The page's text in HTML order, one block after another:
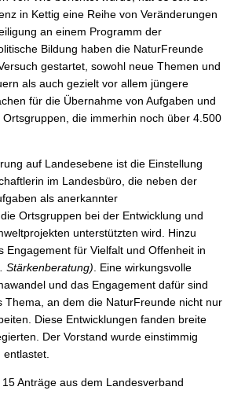
in Kettig eine Reihe von Veränderungen
an einem Programm der
Bildung haben die NaturFreunde
gestartet, sowohl neue Themen und
als auch gezielt vor allem jüngere
für die Übernahme von Aufgaben und
die immerhin noch über 4.500
auf Landesebene ist die Einstellung
im Landesbüro, die neben der
als anerkannter
Ortsgruppen bei der Entwicklung und
unterstützten wird. Hinzu
Engagement für Vielfalt und Offenheit in
Stärkenberatung). Eine wirkungsvolle
und das Engagement dafür sind
Thema, an dem die NaturFreunde nicht nur
Diese Entwicklungen fanden breite
Der Vorstand wurde einstimmig
entlastet.
Anträge aus dem Landesverband